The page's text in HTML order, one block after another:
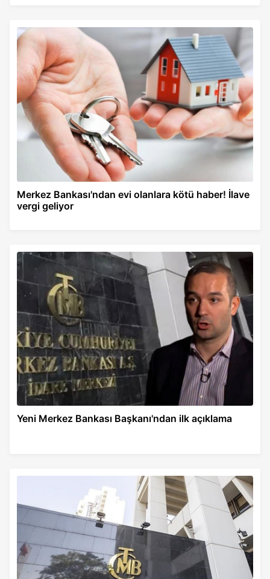
Merkez Bankası'ndan evi olanlara kötü haber! İlave
vergi geliyor
Yeni Merkez Bankası Başkanı'ndan ilk açıklama